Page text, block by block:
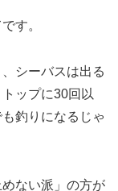
す。
シーバスは出る
ップに30回以
釣りになるじゃ
ない派」の方が